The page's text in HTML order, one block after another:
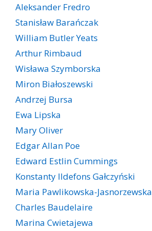
Aleksander Fredro
Stanisław Barańczak
William Butler Yeats
Arthur Rimbaud
Wisława Szymborska
Miron Białoszewski
Andrzej Bursa
Ewa Lipska
Mary Oliver
Edgar Allan Poe
Edward Estlin Cummings
Konstanty Ildefons Gałczyński
Maria Pawlikowska-Jasnorzewska
Charles Baudelaire
Marina Cwietajewa